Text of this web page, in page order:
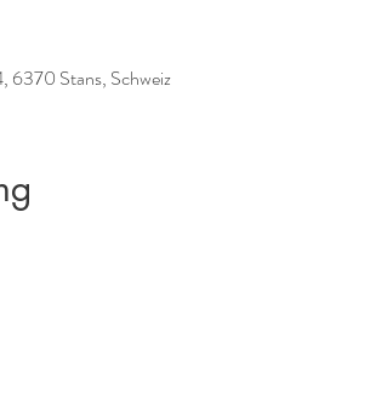
6370 Stans, Schweiz